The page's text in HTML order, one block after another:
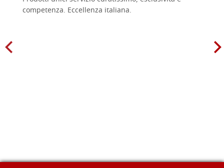
competenza. Eccellenza italiana.